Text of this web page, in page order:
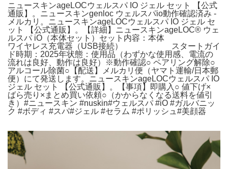
ニュースキンageLOCウェルスパ IO ジェル セット 【公式
通販】。ニュースキンgenloc ウェルスパio動作確認済み -
メルカリ。ニュースキンageLOCウェルスパ IO ジェル セ
ット 【公式通販】。【詳細】ニュースキンageLOC®︎ ウェ
ルスパ iO（本体セット）セット内容：本体
ワイヤレス充電器（USB接続） スタートガイ
ド時期：2025年状態：使用品（わずかな使用感、電流の
流れは良好、動作は良好）※動作確認○ ペアリング解除○
アルコール除菌○【配送】メルカリ便（ヤマト運輸/日本郵
便）にて発送します。ニュースキンageLOCウェルスパ IO
ジェル セット 【公式通販】。【事項】即購入○ 値下げ×
ばら売り×まとめ買い依頼○（かからなくなる送料を値引
き）#ニュースキン #nuskin#ウェルスパ #iO #ガルバニッ
ク #ボディ #スパ#ジェル #セラム #ポリッシュ#美顔器